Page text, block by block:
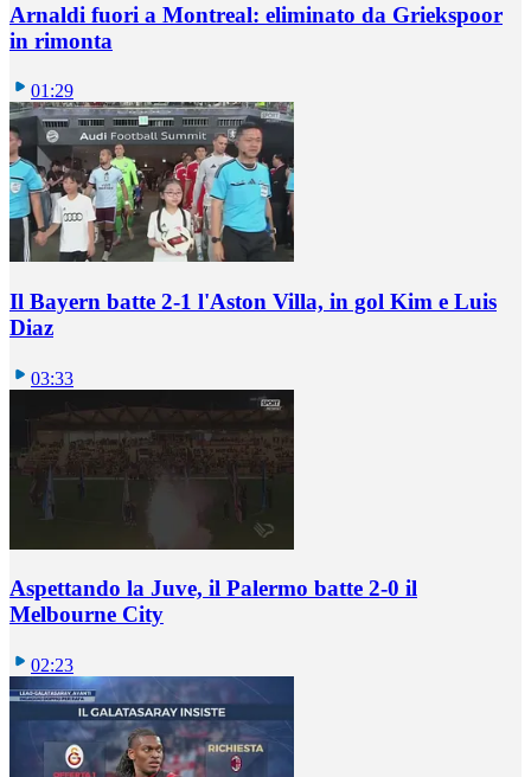
Arnaldi fuori a Montreal: eliminato da Griekspoor
in rimonta
01:29
Il Bayern batte 2-1 l'Aston Villa, in gol Kim e Luis
Diaz
03:33
Aspettando la Juve, il Palermo batte 2-0 il
Melbourne City
02:23